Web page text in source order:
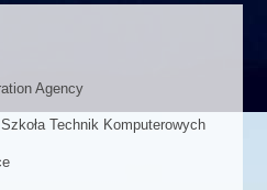
Agency
Technik Komputerowych